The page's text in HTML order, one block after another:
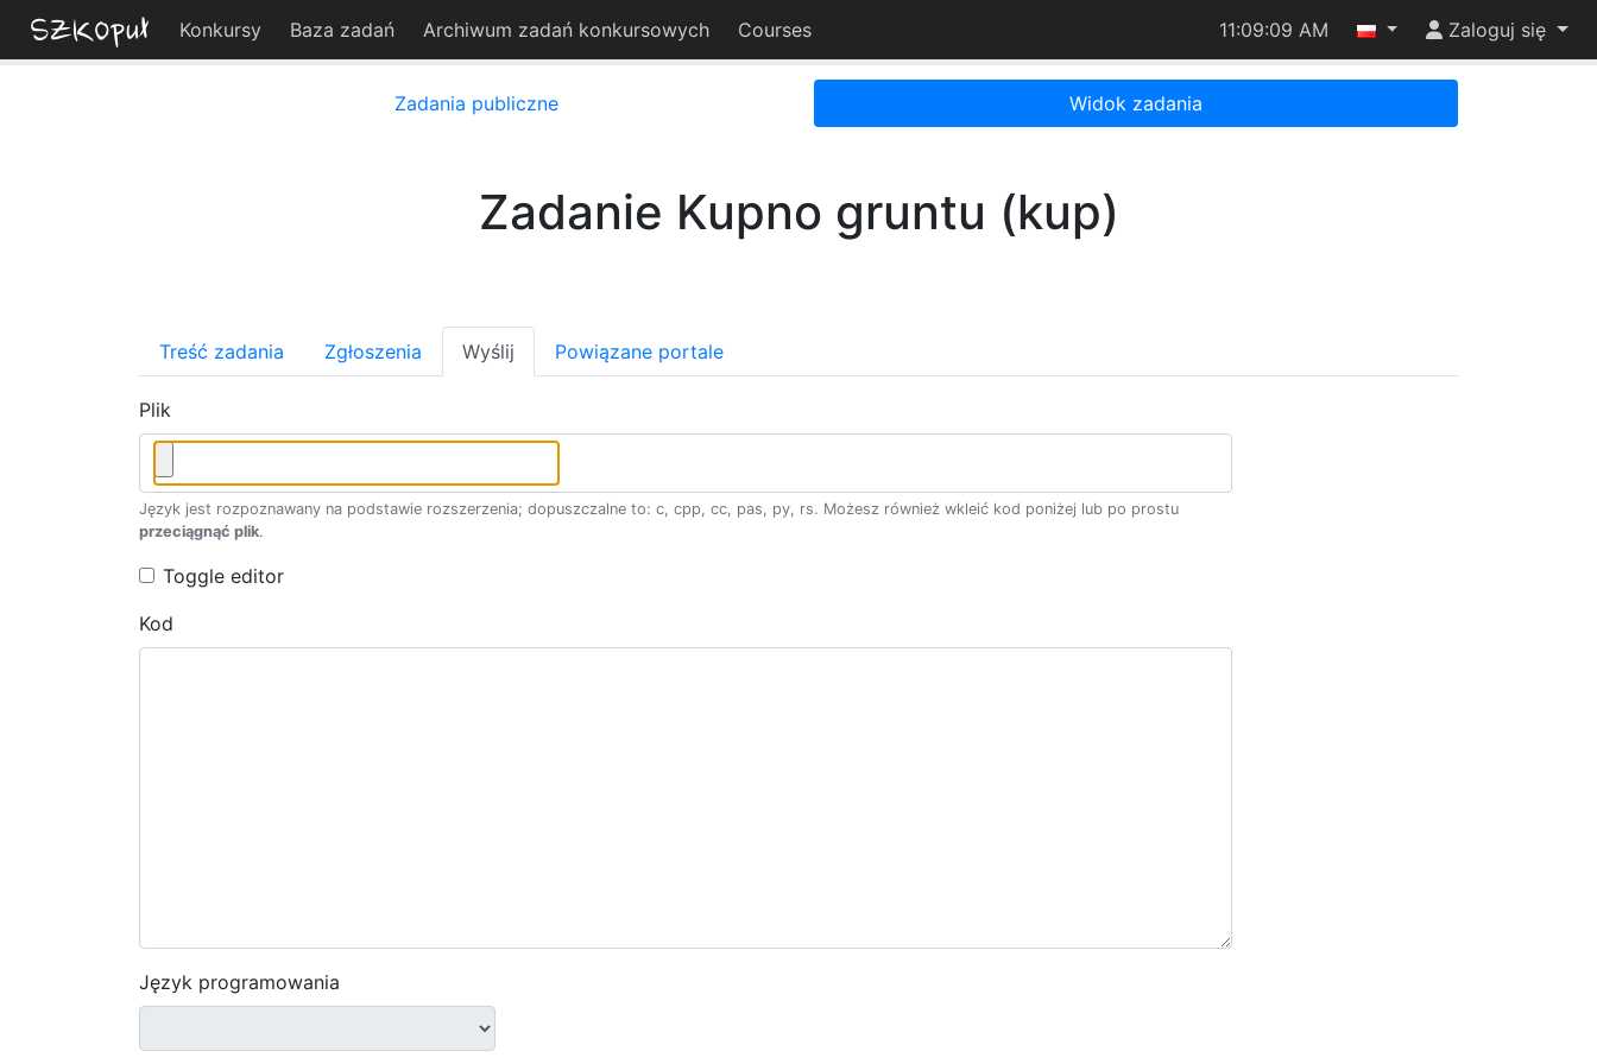
Konkursy Baza zadań Archiwum zadań konkursowych Courses 11:09:09 AM Zaloguj się
Zadania publiczne Widok zadania
Zadanie Kupno gruntu (kup)
Treść zadania Zgłoszenia Wyślij Powiązane portale
Plik
Język jest rozpoznawany na podstawie rozszerzenia; dopuszczalne to: c, cpp, cc, pas, py, rs. Możesz również wkleić kod poniżej lub po prostu
przeciągnąć plik.
Toggle editor
Kod
Język programowania